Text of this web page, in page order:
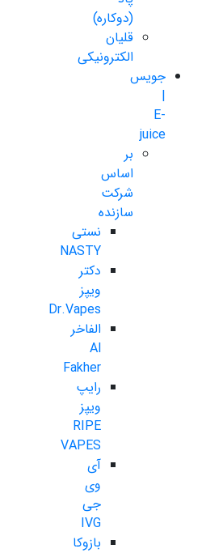
(دوکاره)
قلیان
الکترونیکی
جویس
|
E-
juice
بر
اساس
شرکت
سازنده
نستی
NASTY
دکتر
ویپز
Dr.Vapes
الفاخر
Al
Fakher
رایپ
ویپز
RIPE
VAPES
آی
وی
جی
IVG
بازوکا